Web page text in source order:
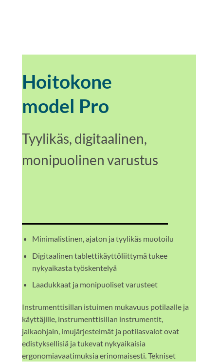
Hoitokone
model Pro
Tyylikäs, digitaalinen,
monipuolinen varustus
Minimalistinen, ajaton ja tyylikäs muotoilu
Digitaalinen tablettikäyttöliittymä tukee
nykyaikasta työskentelyä
Laadukkaat ja monipuoliset varusteet
Instrumenttisillan istuimen mukavuus potilaalle ja
käyttäjille, instrumenttisillan instrumentit,
jalkaohjain, imujärjestelmät ja potilasvalot ovat
edistyksellisiä ja tukevat nykyaikaisia
ergonomiavaatimuksia erinomaisesti. Tekniset